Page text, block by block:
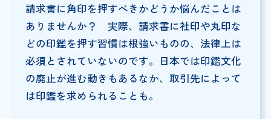
請求書に角印を押すべきかどうか悩んだことは
ありませんか？ 実際、請求書に社印や丸印な
どの印鑑を押す習慣は根強いものの、法律上は
必須とされていないのです。日本では印鑑文化
の廃止が進む動きもあるなか、取引先によって
は印鑑を求められることも。